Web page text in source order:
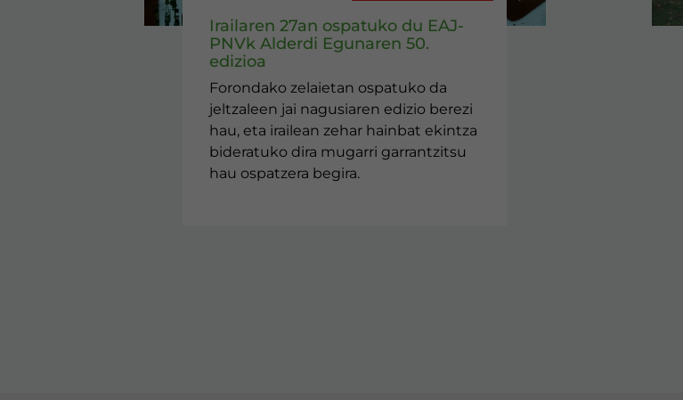
Irailaren 27an ospatuko du EAJ-
PNVk Alderdi Egunaren 50.
edizioa
Forondako zelaietan ospatuko da
jeltzaleen jai nagusiaren edizio berezi
hau, eta irailean zehar hainbat ekintza
bideratuko dira mugarri garrantzitsu
hau ospatzera begira.